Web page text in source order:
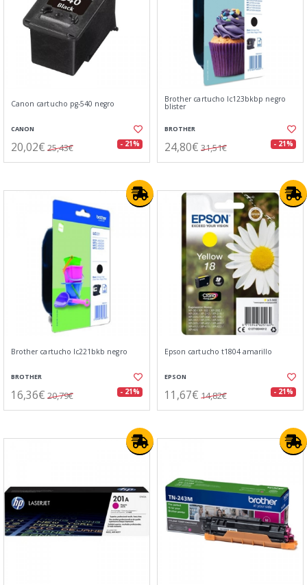
Canon cartucho pg-540 negro
CANON
20,02€ 25,43€ - 21%
Brother cartucho lc123bkbp negro
blister
BROTHER
24,80€ 31,51€ - 21%
Brother cartucho lc221bkb negro
BROTHER
16,36€ 20,79€ - 21%
Epson cartucho t1804 amarillo
EPSON
11,67€ 14,82€ - 21%